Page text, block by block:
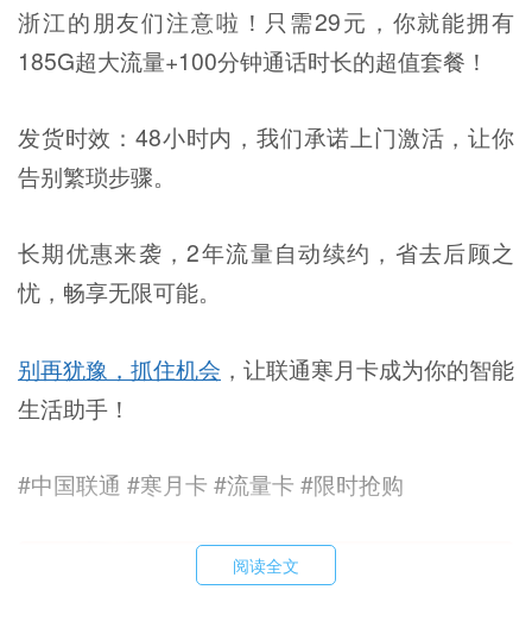
浙江的朋友们注意啦！只需29元，你就能拥有
185G超大流量+100分钟通话时长的超值套餐！
发货时效：48小时内，我们承诺上门激活，让你
告别繁琐步骤。
长期优惠来袭，2年流量自动续约，省去后顾之
忧，畅享无限可能。
别再犹豫，抓住机会 ，让联通寒月卡成为你的智能
生活助手！
#中国联通 #寒月卡 #流量卡 #限时抢购
阅读全文